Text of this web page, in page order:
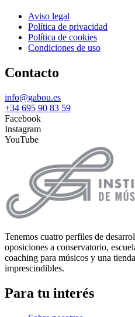
Aviso legal
Política de privacidad
Política de cookies
Condiciones de uso
Contacto
info@gabou.es
+34 695 90 83 59
Facebook
Instagram
YouTube
Tenemos cuatro perfiles de
oposiciones a conservatorio,
coaching para músicos y una
imprescindibles.
Para tu interés